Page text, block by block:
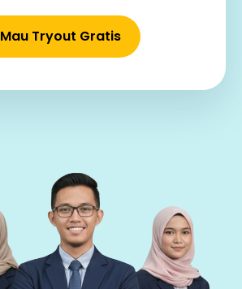
Mau Tryout Gratis